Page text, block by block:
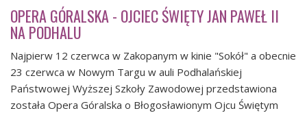
OPERA GÓRALSKA - OJCIEC ŚWIĘTY JAN PAWEŁ II
NA PODHALU
Najpierw 12 czerwca w Zakopanym w kinie "Sokół" a obecnie
23 czerwca w Nowym Targu w auli Podhalańskiej
Państwowej Wyższej Szkoły Zawodowej przedstawiona
została Opera Góralska o Błogosławionym Ojcu Świętym